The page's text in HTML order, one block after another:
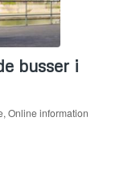
busser i
, Online information